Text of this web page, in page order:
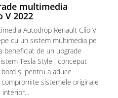
multimedia
V 2022
Autodrop Renault Clio V
cu un sistem multimedia pe
beneficiat de un upgrade
Tesla Style , conceput
și pentru a aduce
sistemele originale
interior...